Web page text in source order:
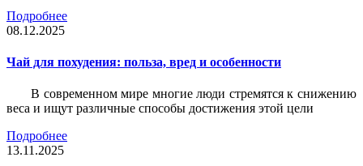
Подробнее
08.12.2025
Чай для похудения: польза, вред и особенности
В современном мире многие люди стремятся к снижению
веса и ищут различные способы достижения этой цели
Подробнее
13.11.2025